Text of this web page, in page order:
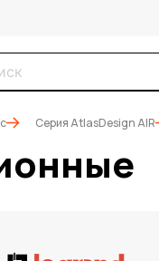
Серия AtlasDesign AIR